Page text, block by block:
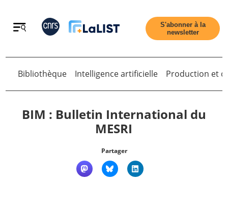
Retour
S'abonner à la
newsletter
Bibliothèque Intelligence artificielle Production et
BIM : Bulletin International du
MESRI
Partager